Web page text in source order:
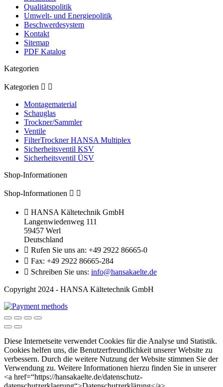
Qualitätspolitik
Umwelt- und Energiepolitik
Beschwerdesystem
Kontakt
Sitemap
PDF Katalog
Kategorien
Kategorien  
Montagematerial
Schauglas
Trockner/Sammler
Ventile
FilterTrockner HANSA Multiplex
Sicherheitsventil KSV
Sicherheitsventil ÜSV
Shop-Informationen
Shop-Informationen  
 HANSA Kältetechnik GmbH
Langenwiedenweg 111
59457 Werl
Deutschland
 Rufen Sie uns an: +49 2922 86665-0
 Fax: +49 2922 86665-284
 Schreiben Sie uns: info@hansakaelte.de
Copyright 2024 - HANSA Kältetechnik GmbH
Diese Internetseite verwendet Cookies für die Analyse und Statistik.
Cookies helfen uns, die Benutzerfreundlichkeit unserer Website zu
verbessern. Durch die weitere Nutzung der Website stimmen Sie der
Verwendung zu. Weitere Informationen hierzu finden Sie in unserer
<a href=“https://hansakaelte.de/datenschutz-